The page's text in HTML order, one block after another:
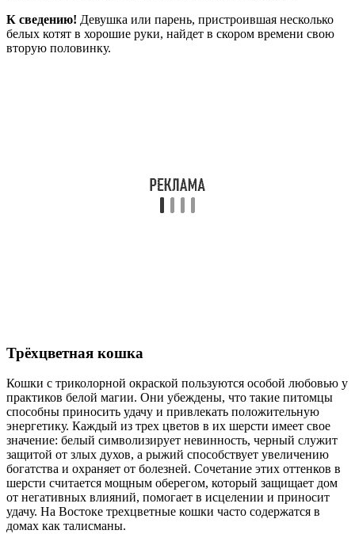
К сведению! Девушка или парень, пристроившая несколько
белых котят в хорошие руки, найдет в скором времени свою
вторую половинку.
Трёхцветная кошка
Кошки с триколорной окраской пользуются особой любовью у
практиков белой магии. Они убеждены, что такие питомцы
способны приносить удачу и привлекать положительную
энергетику. Каждый из трех цветов в их шерсти имеет свое
значение: белый символизирует невинность, черный служит
защитой от злых духов, а рыжий способствует увеличению
богатства и охраняет от болезней. Сочетание этих оттенков в
шерсти считается мощным оберегом, который защищает дом
от негативных влияний, помогает в исцелении и приносит
удачу. На Востоке трехцветные кошки часто содержатся в
домах как талисманы.